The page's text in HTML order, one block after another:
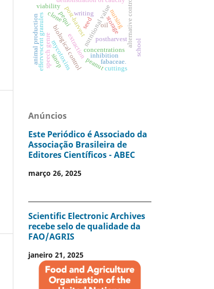
concentrations
inhibition
postharvestalternative control
extractionnutritional value
oil
pequi
biological control
post-harvest
mycotoxins peanutfabaceae.
writing
speech genre
effervescent granules nursing
animal production storage
seed
viability
cuttings
clone
sinop
school
Anúncios
Este Periódico é Associado da
Associação Brasileira de
Editores Científicos - ABEC
março 26, 2025
Scientific Electronic Archives
recebe selo de qualidade da
FAO/AGRIS
janeiro 21, 2025